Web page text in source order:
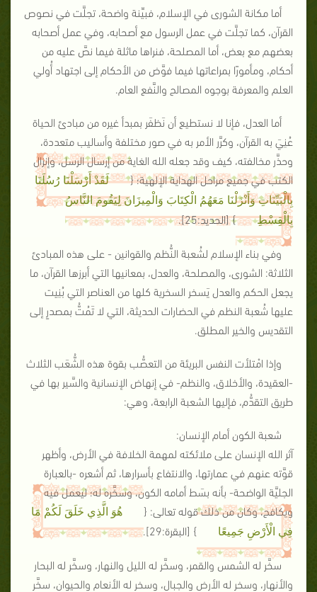
أما مكانة الشورى في الإسلام، فبيِّنة واضحة، تجلَّت في نصوص
القرآن، كما تجلَّت في عمل الرسول مع أصحابه، وفي عمل أصحابه
بعضهم مع بعض، أما المصلحة، فنراها ماثلة فيما نصَّ عليه من
أحكام، ومأمورًا بمراعاتها فيما فوَّض من الأحكام إلى اجتهاد أُولي
العلم والمعرفة بوجوه المصالح والنَّفع العام.
أما العدل، فإنا لا نستطيع أن نَظفَر بمبدأ غيره من مبادئ الحياة
عُنِيَ به القرآن، وكرَّر الأمر به في صور مختلفة وأساليب متعددة،
وحذَّر مخالفته، كيف وقد جعله الله الغاية من إرسال الرسل، وإنزال
الكتب في جميع مراحل الهداية الإلهية؛ {
لَقَدْ أَرْسَلْنَا رُسُلَنَا
بِالْبَيِّنَاتِ وَأَنْزَلْنَا مَعَهُمُ الْكِتَابَ وَالْمِيزَانَ لِيَقُومَ النَّاسُ
بِالْقِسْطِ
}[الحديد:25] .
وفي بناء الإسلام لشُعبة النُّظم والقوانين - على هذه المبادئ
الثلاثة: الشورى، والمصلحة، والعدل، بمعانيها التي أبرزها القرآن، ما
يجعل الحكم والعدل يَسخر السخرية كلها من العناصر التي بُنِيت
عليها شُعبة النظم في الحضارات الحديثة، التي لا تَمُتُّ بمصدرٍ إلى
التقديس والخير المطلق.
وإذا امْتلأت النفس البريئة من التعصُّب بقوة هذه الشُّعَب الثلاث
-العقيدة، والأخلاق، والنظم- في إنهاض الإنسانية والسَّير بها في
طريق التقدُّم، فإليها الشعبة الرابعة، وهي:
شعبة الكون أمام الإنسان:
آثر الله الإنسان على ملائكته لمهمة الخلافة في الأرض، وأظهر
قوَّته عنهم في عمارتها، والانتفاع بأسرارها، ثم أشعره -بالعبارة
الجليَّة الواضحة- بأنه بسَط أمامه الكون، وسخَّره له؛ ليعمل فيه
ويكافح، وكان من ذلك قوله تعالى: {
هُوَ الَّذِي خَلَقَ لَكُمْ مَا
فِي الْأَرْضِ جَمِيعًا
} [البقرة:29] .
سخَّر له الشمس والقمر، وسخَّر له الليل والنهار، وسخَّر له البحار
والأنهار، وسخر له الأرض والجبال، وسخر له الأنعام والحيوان، سخَّر